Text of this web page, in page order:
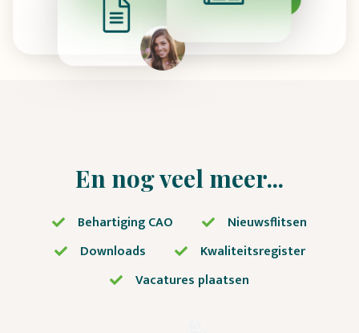
En nog veel meer...
Behartiging CAO
Nieuwsflitsen
Downloads
Kwaliteitsregister
Vacatures plaatsen